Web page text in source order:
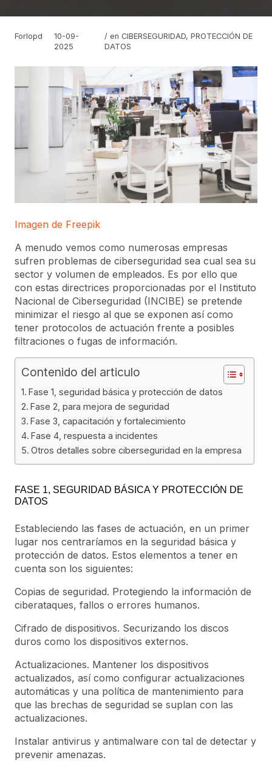
Forlopd
10-09-
2025
/ en CIBERSEGURIDAD, PROTECCIÓN DE
DATOS
Imagen de Freepik
A menudo vemos como numerosas empresas
sufren problemas de ciberseguridad sea cual sea su
sector y volumen de empleados. Es por ello que
con estas directrices proporcionadas por el Instituto
Nacional de Ciberseguridad (INCIBE) se pretende
minimizar el riesgo al que se exponen así como
tener protocolos de actuación frente a posibles
filtraciones o fugas de información.
Contenido del articulo
Fase 1, seguridad básica y protección de datos
Fase 2, para mejora de seguridad
Fase 3, capacitación y fortalecimiento
Fase 4, respuesta a incidentes
Otros detalles sobre ciberseguridad en la empresa
FASE 1, SEGURIDAD BÁSICA Y PROTECCIÓN DE
DATOS
Estableciendo las fases de actuación, en un primer
lugar nos centraríamos en la seguridad básica y
protección de datos. Estos elementos a tener en
cuenta son los siguientes:
Copias de seguridad. Protegiendo la información de
ciberataques, fallos o errores humanos.
Cifrado de dispositivos. Securizando los discos
duros como los dispositivos externos.
Actualizaciones. Mantener los dispositivos
actualizados, así como configurar actualizaciones
automáticas y una política de mantenimiento para
que las brechas de seguridad se suplan con las
actualizaciones.
Instalar antivirus y antimalware con tal de detectar y
prevenir amenazas.